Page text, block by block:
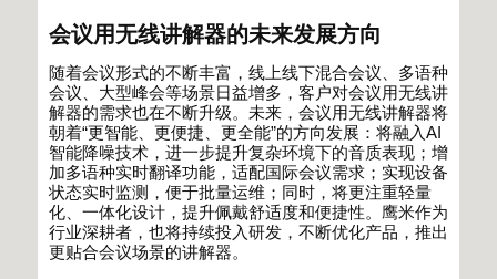
会议用无线讲解器的未来发展方向
随着会议形式的不断丰富，线上线下混合会议、多语种
会议、大型峰会等场景日益增多，客户对会议用无线讲
解器的需求也在不断升级。未来，会议用无线讲解器将
朝着“更智能、更便捷、更全能”的方向发展：将融入AI
智能降噪技术，进一步提升复杂环境下的音质表现；增
加多语种实时翻译功能，适配国际会议需求；实现设备
状态实时监测，便于批量运维；同时，将更注重轻量
化、一体化设计，提升佩戴舒适度和便捷性。鹰米作为
行业深耕者，也将持续投入研发，不断优化产品，推出
更贴合会议场景的讲解器。